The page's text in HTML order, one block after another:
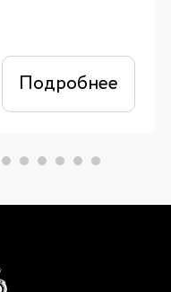
Подробнее